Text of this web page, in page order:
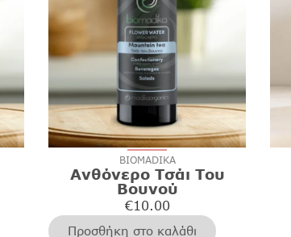
BIOMADIKA
Ανθόνερο Τσάι Του
Βουνού
€10.00
Προσθήκη στο καλάθι